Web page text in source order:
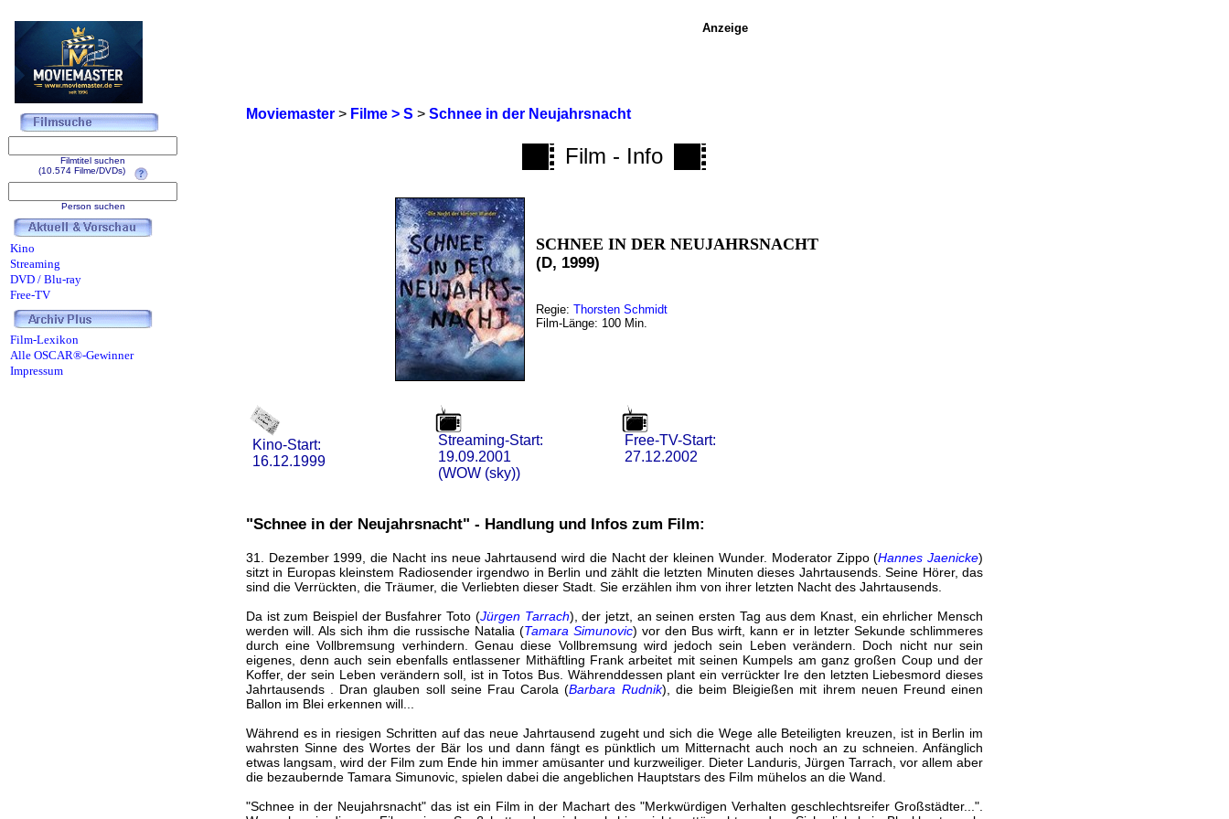
Moviemaster> Filme > S > Schnee in der Neujahrsnacht
Film - Info
SCHNEE IN DER NEUJAHRSNACHT
(D, 1999)
Regie:Thorsten Schmidt
Film-Länge: 100 Min.
Kino-Start:
16.12.1999
Streaming-Start:
19.09.2001
(WOW (sky))
Free-TV-Start:
27.12.2002
"Schnee in der Neujahrsnacht" - Handlung und Infos zum Film:
31. Dezember 1999, die Nacht ins neue Jahrtausend wird die Nacht der kleinen Wunder. Moderator Zippo (Hannes Jaenicke)
sitzt in Europas kleinstem Radiosender irgendwo in Berlin und zählt die letzten Minuten dieses Jahrtausends. Seine Hörer, das
sind die Verrückten, die Träumer, die Verliebten dieser Stadt. Sie erzählen ihm von ihrer letzten Nacht des Jahrtausends.
Da ist zum Beispiel der Busfahrer Toto (Jürgen Tarrach), der jetzt, an seinen ersten Tag aus dem Knast, ein ehrlicher Mensch
werden will. Als sich ihm die russische Natalia (Tamara Simunovic) vor den Bus wirft, kann er in letzter Sekunde schlimmeres
durch eine Vollbremsung verhindern. Genau diese Vollbremsung wird jedoch sein Leben verändern. Doch nicht nur sein
eigenes, denn auch sein ebenfalls entlassener Mithäftling Frank arbeitet mit seinen Kumpels am ganz großen Coup und der
Koffer, der sein Leben verändern soll, ist in Totos Bus. Währenddessen plant ein verrückter Ire den letzten Liebesmord dieses
Jahrtausends . Dran glauben soll seine Frau Carola (Barbara Rudnik), die beim Bleigießen mit ihrem neuen Freund einen
Ballon im Blei erkennen will...
Während es in riesigen Schritten auf das neue Jahrtausend zugeht und sich die Wege alle Beteiligten kreuzen, ist in Berlin im
wahrsten Sinne des Wortes der Bär los und dann fängt es pünktlich um Mitternacht auch noch an zu schneien. Anfänglich
etwas langsam, wird der Film zum Ende hin immer amüsanter und kurzweiliger. Dieter Landuris, Jürgen Tarrach, vor allem aber
die bezaubernde Tamara Simunovic, spielen dabei die angeblichen Hauptstars des Film mühelos an die Wand.
"Schnee in der Neujahrsnacht" das ist ein Film in der Machart des "Merkwürdigen Verhalten geschlechtsreifer Großstädter...".
Anzeige
Filmtitel suchen
(10.574 Filme/DVDs)
Person suchen
Kino
Streaming
DVD / Blu-ray
Free-TV
Film-Lexikon
Alle OSCAR®-Gewinner
Impressum